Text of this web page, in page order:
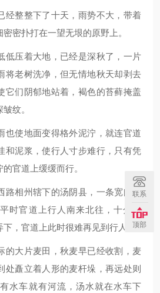
经整整下了十天，雨势不大，带着
密扑打在一望无垠的原野上。
低压着大地，已经是深秋了，一片
将老树洗净，但无情地秋天却剥去
它们阴郁地站着，褐色的苔藓掩盖
纹。
也使地面变得格外泥泞，就连官道
和泥浆，使行人寸步难行，只有凭
官道上缓缓而行。
路相州辖下的汤阴县，一条宽阔平
时官道上行人南来北往，十分热
下，官道上此时很难再见到行人。
的大片麦田，秋麦早已经收割，麦
处矗立着人形的麦杆垛，再远处则
水车就有河流，汤水就在水车下
联系
顶部